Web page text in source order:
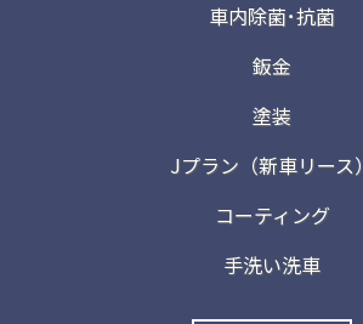
車内除菌･抗菌
鈑金
塗装
Jプラン（新車リース）
コーティング
手洗い洗車